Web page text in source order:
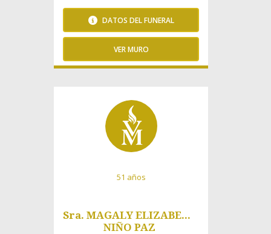
DATOS DEL FUNERAL
VER MURO
Sra. MAGALY ELIZABETH
NIÑO PAZ
51 años